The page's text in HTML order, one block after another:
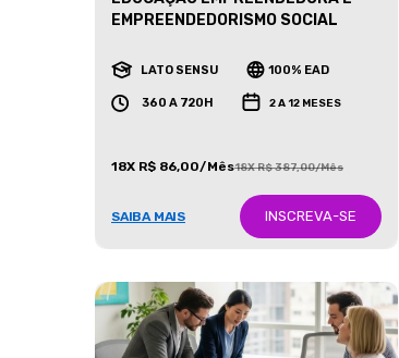
EMPREENDEDORISMO SOCIAL
LATO SENSU 100% EAD
360 A 720H 2 A 12 MESES
18X R$ 86,00/Mês18X R$ 387,00/Mês
SAIBA MAIS INSCREVA-SE